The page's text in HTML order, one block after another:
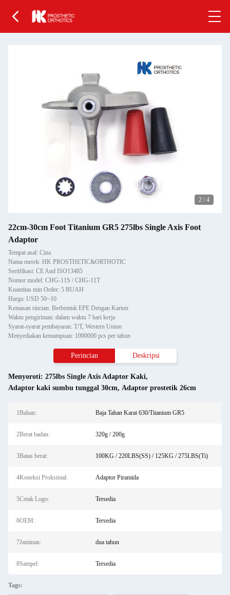
2 / 4
22cm-30cm Foot Titanium GR5 275lbs Single Axis Foot
Adaptor
Tempat asal: Cina
Nama merek: HK PROSTHETIC&ORTHOTIC
Sertifikasi: CE And ISO13485
Nomor model: CHG-11S / CHG-11T
Kuantitas min Order: 5 BUAH
Harga: USD 50~10
Kemasan rincian: Berbentuk EPE Dengan Karton
Waktu pengiriman: dalam waktu 7 hari kerja
Syarat-syarat pembayaran: T/T, Western Union
Menyediakan kemampuan: 1000000 pcs per tahun
Perincian Deskripsi
Menyoroti: 275lbs Single Axis Adaptor Kaki,
Adaptor kaki sumbu tunggal 30cm, Adaptor prostetik 26cm
1Bahan: Baja Tahan Karat 630/Titanium GR5
2Berat badan: 320g / 200g
3Batas berat: 100KG / 220LBS(SS) / 125KG / 275LBS(Ti)
4Koneksi Proksimal: Adaptor Piramida
5Cetak Logo: Tersedia
6OEM: Tersedia
7Jaminan: dua tahun
8Sampel: Tersedia
Tags: